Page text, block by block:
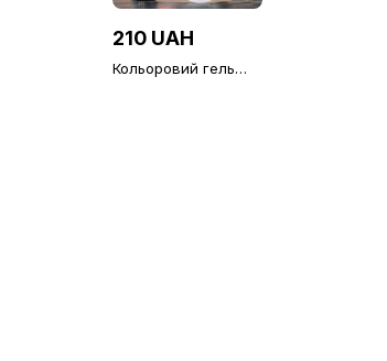
210 UAH
Кольоровий гель
Builder